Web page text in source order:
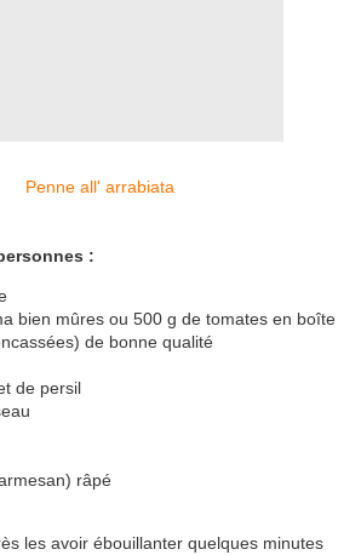
:
bien mûres ou 500 g de tomates en boîte
de bonne qualité
de persil
râpé
les avoir ébouillanter quelques minutes